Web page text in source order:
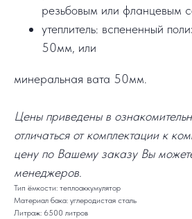
резьбовым или фланцевым
утеплитель: вспененный
50мм, или
минеральная вата 50мм.
Цены приведены в
отличаться от комплектации к
цену по Вашему заказу Вы
менеджеров.
Тип ёмкости: теплоаккумулятор
Материал бака: углеродистая сталь
Литраж: 6500 литров